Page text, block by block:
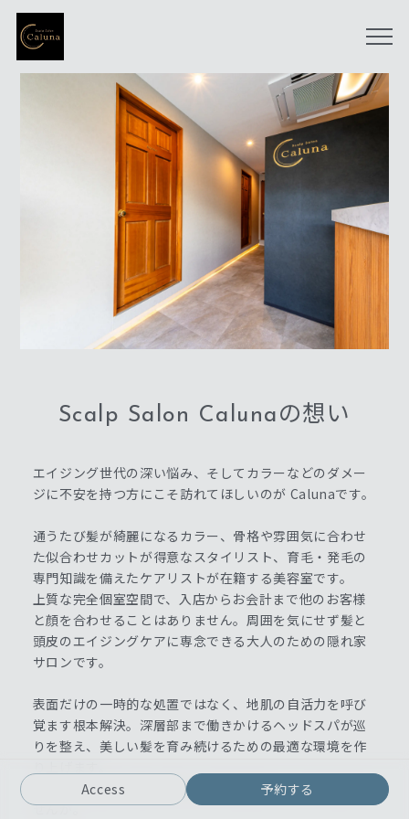
Scalp Salon Calunaの想い
エイジング世代の深い悩み、そしてカラーなどのダメー
ジに不安を持つ方にこそ訪れてほしいのが Calunaです。
通うたび髪が綺麗になるカラー、骨格や雰囲気に合わせ
た似合わせカットが得意なスタイリスト、育毛・発毛の
専門知識を備えたケアリストが在籍する美容室です。
上質な完全個室空間で、入店からお会計まで他のお客様
と顔を合わせることはありません。周囲を気にせず髪と
頭皮のエイジングケアに専念できる大人のための隠れ家
サロンです。
表面だけの一時的な処置ではなく、地肌の自活力を呼び
覚ます根本解決。深層部まで働きかけるヘッドスパが巡
りを整え、美しい髪を育み続けるための最適な環境を作
10年先も笑顔で毎日が輝ける予防美容をここから始めま
せんか。
Access 予約する